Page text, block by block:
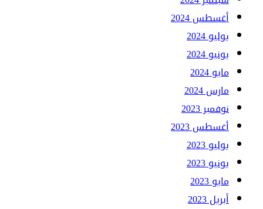
أغسطس 2024
يوليو 2024
يونيو 2024
مايو 2024
مارس 2024
نوفمبر 2023
أغسطس 2023
يوليو 2023
يونيو 2023
مايو 2023
أبريل 2023